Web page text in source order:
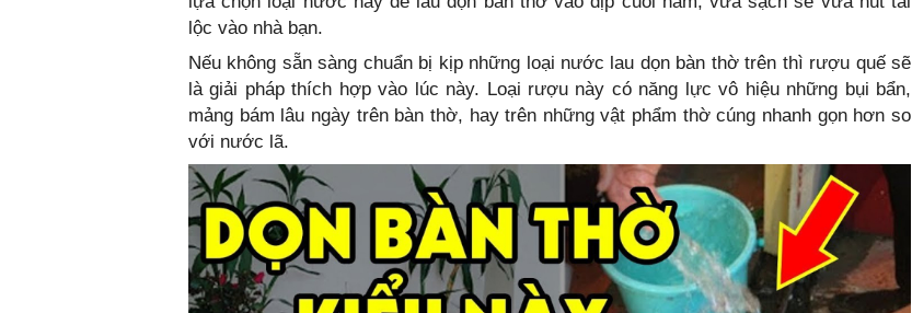
lộc vào nhà bạn.
Nếu không sẵn sàng chuẩn bị kịp những loại nước lau dọn bàn thờ trên thì rượu quế sẽ
là giải pháp thích hợp vào lúc này. Loại rượu này có năng lực vô hiệu những bụi bẩn,
mảng bám lâu ngày trên bàn thờ, hay trên những vật phẩm thờ cúng nhanh gọn hơn so
với nước lã.